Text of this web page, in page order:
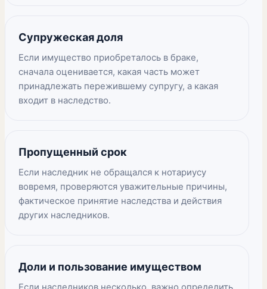
Супружеская доля
Если имущество приобреталось в браке,
сначала оценивается, какая часть может
принадлежать пережившему супругу, а какая
входит в наследство.
Пропущенный срок
Если наследник не обращался к нотариусу
вовремя, проверяются уважительные причины,
фактическое принятие наследства и действия
других наследников.
Доли и пользование имуществом